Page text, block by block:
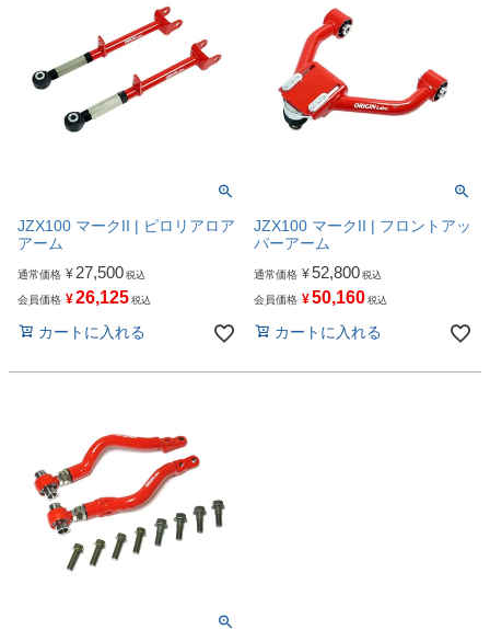
JZX100 マークII | ピロリアロア
アーム
通常価格 ¥ 27,500 税込
会員価格 ¥26,125 税込
カートに入れる
JZX100 マークII | フロントアッ
パーアーム
通常価格 ¥52,800 税込
会員価格 ¥50,160 税込
カートに入れる